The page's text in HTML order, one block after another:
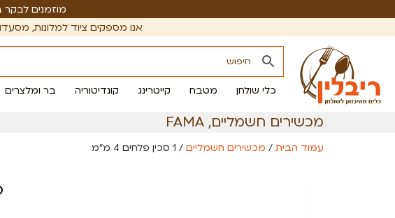
מוזמנים לבקר באולם
אנו מספקים ציוד למלונות,
כלי שולחן מטבח קייטרינג קונדיטוריה בר ומלצרים
מכשירים חשמליים,
FAMA
עמוד הבית / מכשירים חשמליים / 1 סכין פלחים 4 מ״מ